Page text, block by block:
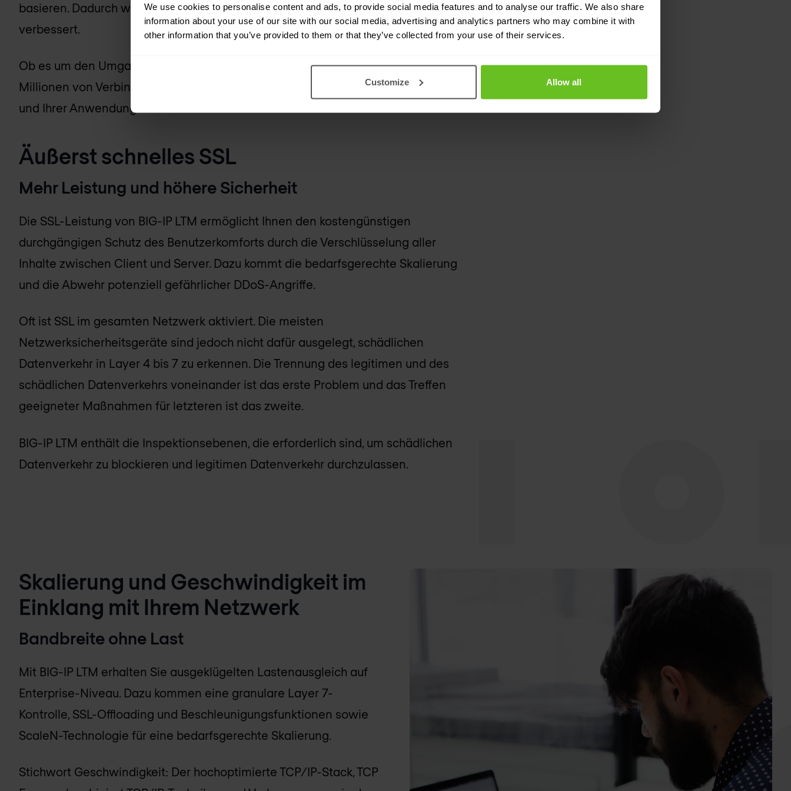
We use cookies to personalise content and ads, to provide social media features and to analyse our traffic. We also share
information about your use of our site with our social media, advertising and analytics partners who may combine it with
other information that you’ve provided to them or that they’ve collected from your use of their services.
Customize Allow all
basieren. Dadurch werden Seitenladezeiten und Benutzererfahrung erheblich
verbessert.
Ob es um den Umgang mit Netzwerken mit hoher Latenz oder um den Offload von
Millionen von Verbindungen geht – BIG-IP LTM kann die Leistung Ihrer Infrastruktur
und Ihrer Anwendungen verbessern.
Äußerst schnelles SSL
Mehr Leistung und höhere Sicherheit
Die SSL-Leistung von BIG-IP LTM ermöglicht Ihnen den kostengünstigen
durchgängigen Schutz des Benutzerkomforts durch die Verschlüsselung aller
Inhalte zwischen Client und Server. Dazu kommt die bedarfsgerechte Skalierung
und die Abwehr potenziell gefährlicher DDoS-Angriffe.
Oft ist SSL im gesamten Netzwerk aktiviert. Die meisten
Netzwerksicherheitsgeräte sind jedoch nicht dafür ausgelegt, schädlichen
Datenverkehr in Layer 4 bis 7 zu erkennen. Die Trennung des legitimen und des
schädlichen Datenverkehrs voneinander ist das erste Problem und das Treffen
geeigneter Maßnahmen für letzteren ist das zweite.
BIG-IP LTM enthält die Inspektionsebenen, die erforderlich sind, um schädlichen
Datenverkehr zu blockieren und legitimen Datenverkehr durchzulassen.
Skalierung und Geschwindigkeit im
Einklang mit Ihrem Netzwerk
Bandbreite ohne Last
Mit BIG-IP LTM erhalten Sie ausgeklügelten Lastenausgleich auf
Enterprise-Niveau. Dazu kommen eine granulare Layer 7-
Kontrolle, SSL-Offloading und Beschleunigungsfunktionen sowie
ScaleN-Technologie für eine bedarfsgerechte Skalierung.
Stichwort Geschwindigkeit: Der hochoptimierte TCP/IP-Stack, TCP